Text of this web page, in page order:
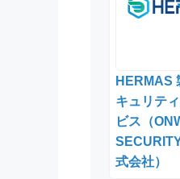
HERMAS
キュリテ
ビス（
式会社）